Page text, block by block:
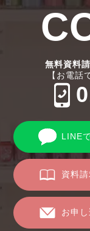
無料資料
【お電
LINE
資料
お申